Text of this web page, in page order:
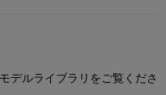
デルライブラリをご覧くださ